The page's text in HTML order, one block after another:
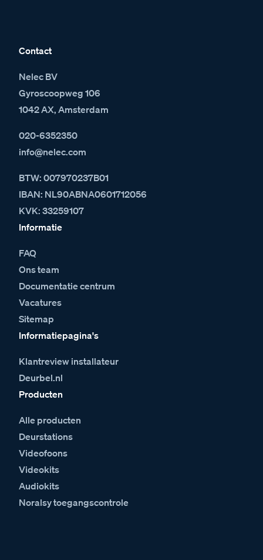
Contact
Nelec BV
Gyroscoopweg 106
1042 AX, Amsterdam
020-6352350
info@nelec.com
BTW: 007970237B01
IBAN: NL90ABNA0601712056
KVK: 33259107
Informatie
FAQ
Ons team
Documentatie centrum
Vacatures
Sitemap
Informatiepagina's
Klantreview installateur
Deurbel.nl
Producten
Alle producten
Deurstations
Videofoons
Videokits
Audiokits
Noralsy toegangscontrole